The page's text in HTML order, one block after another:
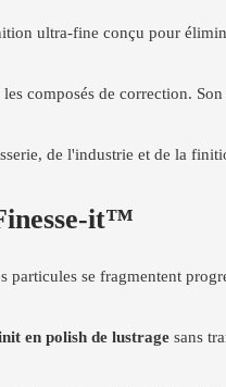
ultra-fine conçu pour
les composés de correction.
de l'industrie et de la
it™
particules se fragmentent
en polish de lustrage sans